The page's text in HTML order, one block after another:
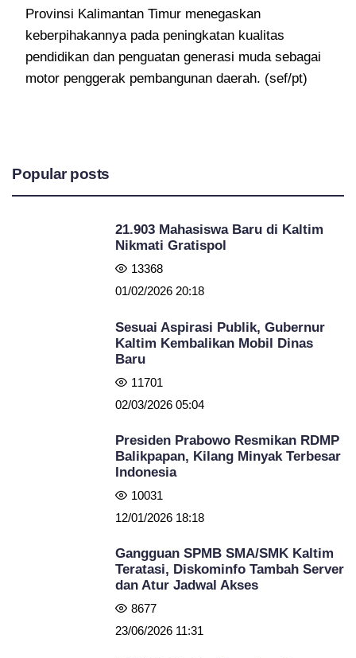
Provinsi Kalimantan Timur menegaskan
keberpihakannya pada peningkatan kualitas
pendidikan dan penguatan generasi muda sebagai
motor penggerak pembangunan daerah. (sef/pt)
Popular posts
21.903 Mahasiswa Baru di Kaltim
Nikmati Gratispol
13368
01/02/2026 20:18
Sesuai Aspirasi Publik, Gubernur
Kaltim Kembalikan Mobil Dinas
Baru
11701
02/03/2026 05:04
Presiden Prabowo Resmikan RDMP
Balikpapan, Kilang Minyak Terbesar
Indonesia
10031
12/01/2026 18:18
Gangguan SPMB SMA/SMK Kaltim
Teratasi, Diskominfo Tambah Server
dan Atur Jadwal Akses
8677
23/06/2026 11:31